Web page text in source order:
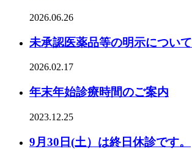
2026.06.26
未承認医薬品等の明示について
2026.02.17
年末年始診療時間のご案内
2023.12.25
9月30日(土）は終日休診です。